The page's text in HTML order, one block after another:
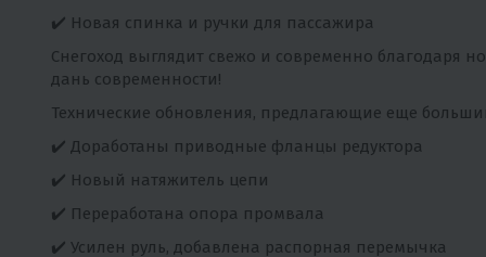
✔️ Новая спинка и ручки для пассажира
Снегоход выглядит свежо и современно благодаря
дань современности!
Технические обновления, предлагающие еще
✔️ Доработаны приводные фланцы редуктора
✔️ Новый натяжитель цепи
✔️ Переработана опора промвала
✔️ Усилен руль, добавлена распорная перемычка